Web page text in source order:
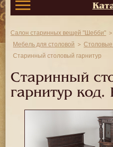
Салон старинных вещей "Шебби"
Мебель для столовой
Столовые
Старинный столовый гарнитур
Старинный
гарнитур код.